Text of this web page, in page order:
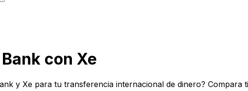
con Xe
y Xe para tu transferencia internacional de dinero?